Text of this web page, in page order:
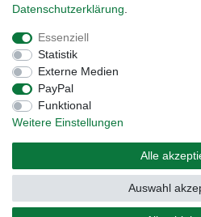
Widerrufs­recht
© Copyright 2026 | Alle
Daten­schutz­erklärung
Essenziell
Statistik
Externe Medien
PayPal
Funktional
Weitere Einstellungen
Alle
Auswahl